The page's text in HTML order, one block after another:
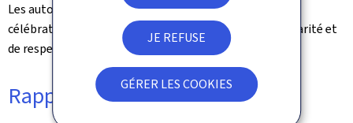
JE REFUSE
GÉRER LES COOKIES
Les autorités invitent la population à profiter des
célébrations dans un esprit de responsabilité, de solidarité et
de respect mutuel.
Rappel des recommandations